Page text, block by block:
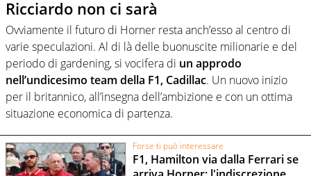
Ricciardo non ci sarà
Ovviamente il futuro di Horner resta anch’esso al centro di
varie speculazioni. Al di là delle buonuscite milionarie e del
periodo di gardening, si vocifera di un approdo
nell’undicesimo team della F1, Cadillac. Un nuovo inizio
per il britannico, all’insegna dell’ambizione e con un ottima
situazione economica di partenza.
Forse ti può interessare
F1, Hamilton via dalla Ferrari se